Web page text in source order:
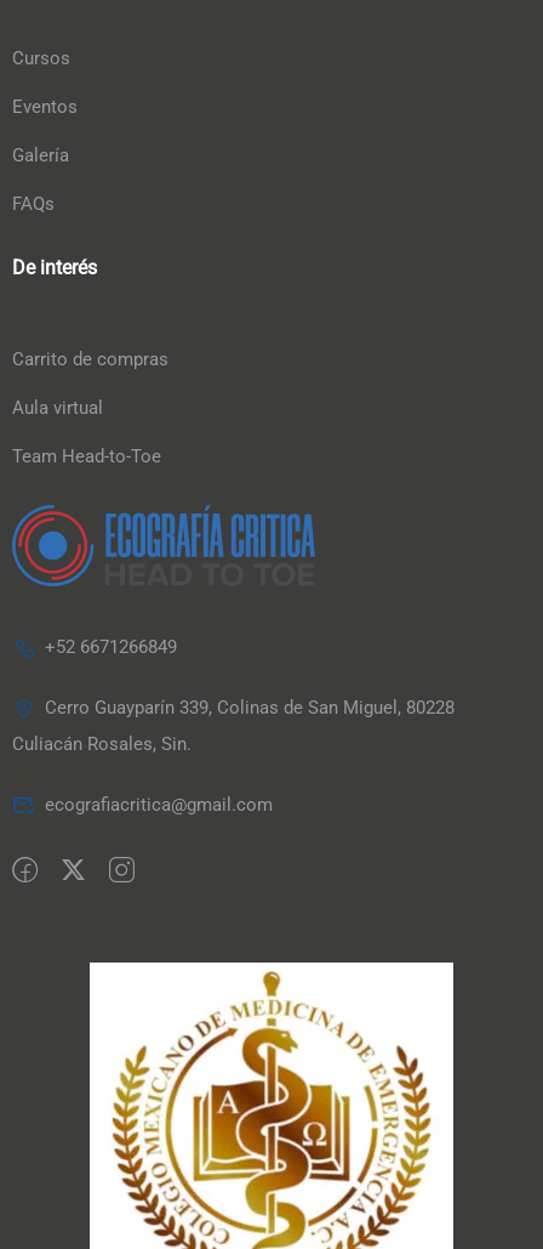
Cursos
Eventos
Galería
FAQs
De interés
Carrito de compras
Aula virtual
Team Head-to-Toe
+52 6671266849
Cerro Guayparín 339, Colinas de San Miguel, 80228
Culiacán Rosales, Sin.
ecografiacritica@gmail.com